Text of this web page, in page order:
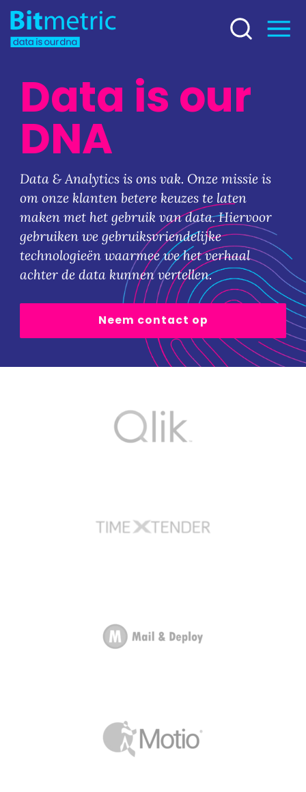
Data is our
DNA
Data & Analytics is ons vak. Onze missie is
om onze klanten betere keuzes te laten
maken met het gebruik van data. Hiervoor
gebruiken we gebruiksvriendelijke
technologieën waarmee we het verhaal
achter de data kunnen vertellen.
Neem contact op